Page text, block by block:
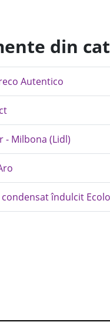
din
Autentico
- Milbona (Lidl)
îndulcit